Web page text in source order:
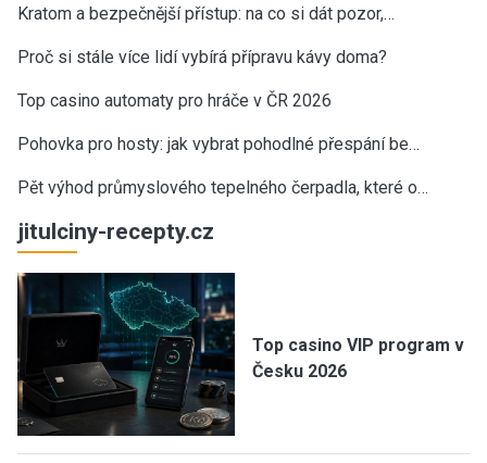
Kratom a bezpečnější přístup: na co si dát pozor,…
Proč si stále více lidí vybírá přípravu kávy doma?
Top casino automaty pro hráče v ČR 2026
Pohovka pro hosty: jak vybrat pohodlné přespání be…
Pět výhod průmyslového tepelného čerpadla, které o…
jitulciny-recepty.cz
Top casino VIP program v
Česku 2026